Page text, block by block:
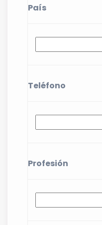
País
Teléfono
Profesión